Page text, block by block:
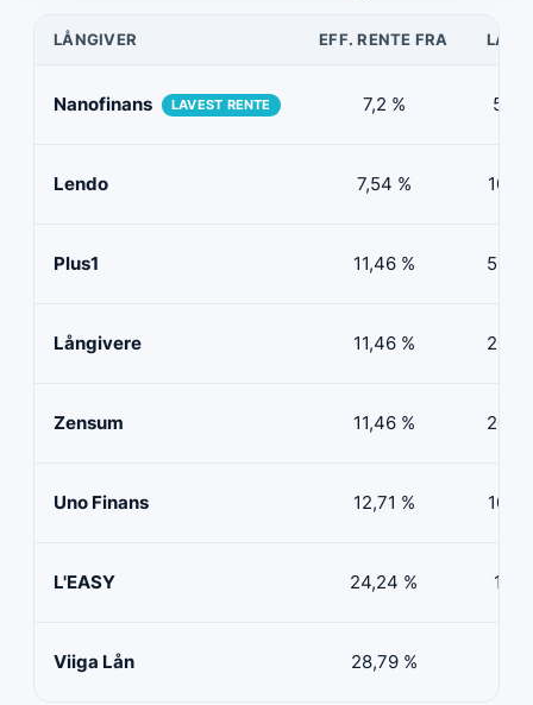
LÅNGIVER EFF. RENTE FRA
Nanofinans LAVEST RENTE 7,2 % 5
Lendo 7,54 % 10
Plus1 11,46 % 50
Långivere 11,46 % 20
Zensum 11,46 % 20
Uno Finans 12,71 % 10
L'EASY 24,24 % 10
Viiga Lån 28,79 %